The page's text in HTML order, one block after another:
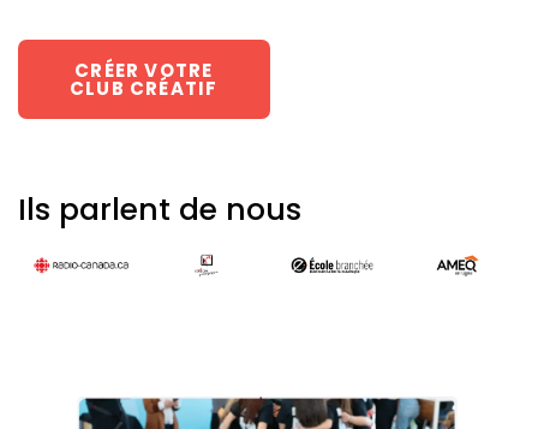
CRÉER VOTRE
CLUB CRÉATIF
Ils parlent de nous